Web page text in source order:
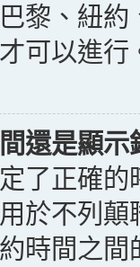
黎、紐
可以進
還是顯示
了正確
於不列
時間之